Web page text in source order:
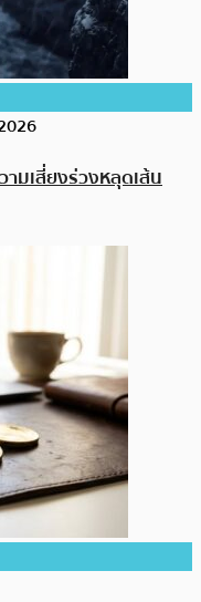
ามเสี่ยงร่วงหลุดเส้น